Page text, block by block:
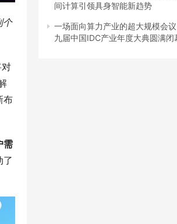
个
布
需
了
间计算引领具身智能新趋势
一场面向算力产业的超大规模会
九届中国IDC产业年度大典圆满闭